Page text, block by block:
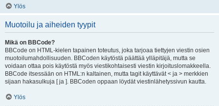
Ylös
Muotoilu ja aiheiden tyypit
Mikä on BBCode?
BBCode on HTML-kielen tapainen toteutus, joka tarjoaa tiettyjen viestin osien
muotoilumahdollisuuden. BBCoden käytöstä päättää ylläpitäjä, mutta se
voidaan ottaa pois käytöstä myös viestikohtaisesti viestin kirjoituslomakkeella.
BBCode itsessään on HTML:n kaltainen, mutta tagit käyttävät < ja > merkkien
sijaan hakasulkuja [ ja ]. BBCoden oppaan löydät viestinlähetyssivun kautta.
Ylös